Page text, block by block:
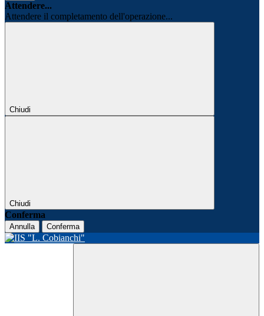
Attendere...
Attendere il completamento dell'operazione...
Chiudi
Chiudi
Conferma
Annulla Conferma